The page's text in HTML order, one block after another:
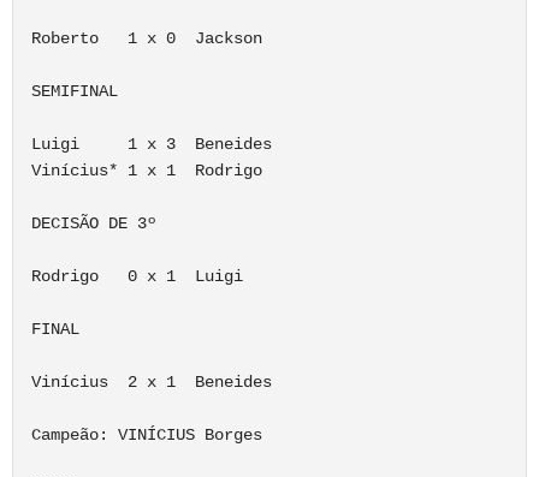
Roberto   1 x 0  Jackson
SEMIFINAL
Luigi     1 x 3  Beneides
Vinícius* 1 x 1  Rodrigo
DECISÃO DE 3º
Rodrigo   0 x 1  Luigi
FINAL
Vinícius  2 x 1  Beneides
Campeão: VINÍCIUS Borges